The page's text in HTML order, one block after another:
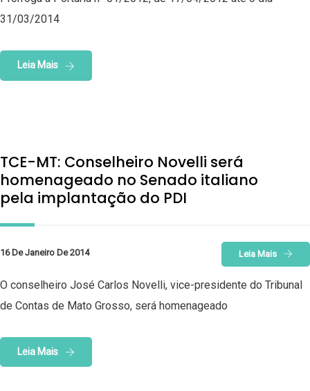
31/03/2014
Leia Mais
TCE-MT: Conselheiro Novelli será
homenageado no Senado italiano
pela implantação do PDI
16 De Janeiro De 2014 Leia Mais
O conselheiro José Carlos Novelli, vice-presidente do Tribunal
de Contas de Mato Grosso, será homenageado
Leia Mais